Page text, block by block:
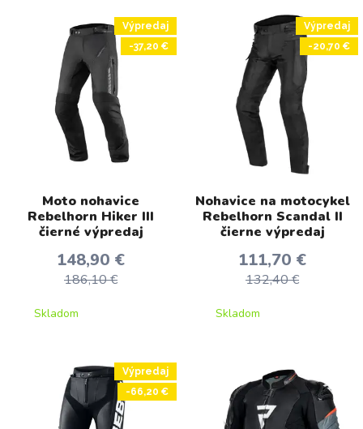
Výpredaj
-37,20 €
Moto nohavice
Rebelhorn Hiker III
čierné výpredaj
148,90 €
186,10 €
Skladom
Výpredaj
-20,70 €
Nohavice na motocykel
Rebelhorn Scandal II
čierne výpredaj
111,70 €
132,40 €
Skladom
Výpredaj
-66,20 €